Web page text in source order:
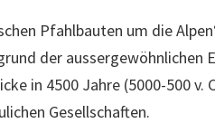
Pfahlbauten um die
der
in 4500 Jahre (5000-500
Gesellschaften.